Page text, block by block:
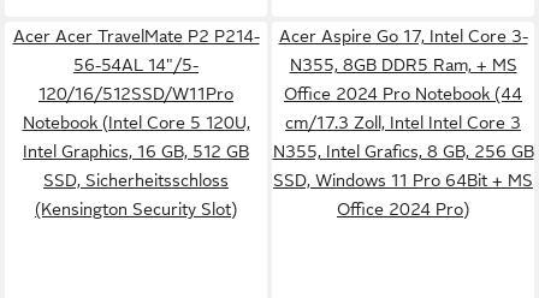
Acer Acer TravelMate P2 P214-
56-54AL 14"/5-
120/16/512SSD/W11Pro
Notebook (Intel Core 5 120U,
Intel Graphics, 16 GB, 512 GB
SSD, Sicherheitsschloss
(Kensington Security Slot)
Acer Aspire Go 17, Intel Core 3-
N355, 8GB DDR5 Ram, + MS
Office 2024 Pro Notebook (44
cm/17.3 Zoll, Intel Intel Core 3
N355, Intel Grafics, 8 GB, 256 GB
SSD, Windows 11 Pro 64Bit + MS
Office 2024 Pro)